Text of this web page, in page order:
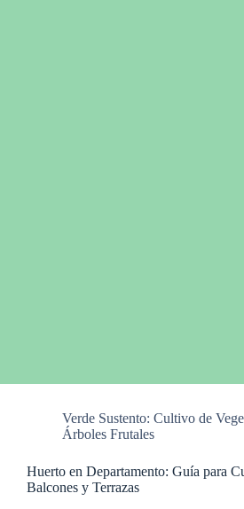
Verde Sustento: Cultivo de
Árboles Frutales
Huerto en Departamento: Guía para
Balcones y Terrazas